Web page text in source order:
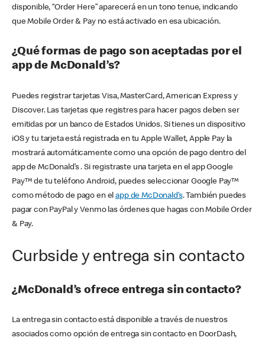
disponible, “Order Here” aparecerá en un tono tenue, indicando
que Mobile Order & Pay no está activado en esa ubicación.
¿Qué formas de pago son aceptadas por el
app de McDonald’s?
Puedes registrar tarjetas Visa, MasterCard, American Express y
Discover. Las tarjetas que registres para hacer pagos deben ser
emitidas por un banco de Estados Unidos. Si tienes un dispositivo
iOS y tu tarjeta está registrada en tu Apple Wallet, Apple Pay la
mostrará automáticamente como una opción de pago dentro del
app de McDonald’s . Si registraste una tarjeta en el app Google
Pay™ de tu teléfono Android, puedes seleccionar Google Pay™
como método de pago en elapp de McDonald’s. También puedes
pagar con PayPal y Venmo las órdenes que hagas con Mobile Order
& Pay.
Curbside y entrega sin contacto
¿McDonald’s ofrece entrega sin contacto?
La entrega sin contacto está disponible a través de nuestros
asociados como opción de entrega sin contacto en DoorDash,